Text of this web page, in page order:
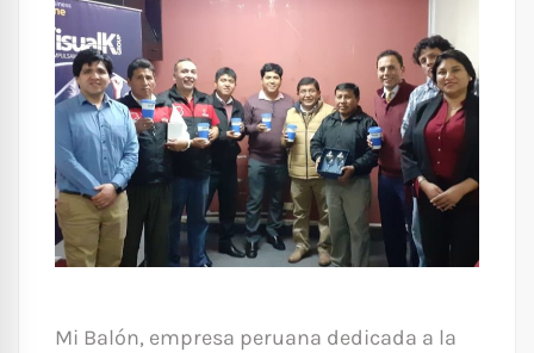
Mi Balón, empresa peruana dedicada a la